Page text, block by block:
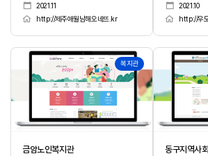
2021.11
http://제주애월남해오네뜨.kr
2021.10
http://우
복지관
금암노인복지관
378
동구지역사